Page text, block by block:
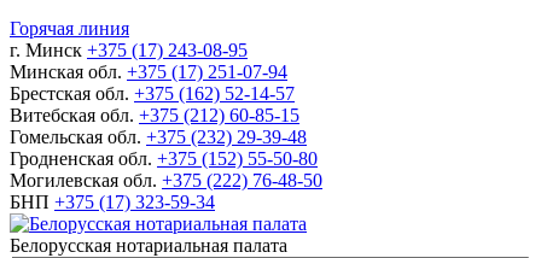
Горячая линия
г. Минск +375 (17) 243-08-95
Минская обл. +375 (17) 251-07-94
Брестская обл. +375 (162) 52-14-57
Витебская обл. +375 (212) 60-85-15
Гомельская обл. +375 (232) 29-39-48
Гродненская обл. +375 (152) 55-50-80
Могилевская обл. +375 (222) 76-48-50
БНП +375 (17) 323-59-34
Белорусская нотариальная палата